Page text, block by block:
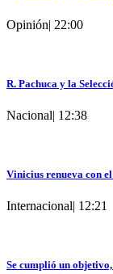
Opinión| 22:00
R. Pachuca y la
Nacional| 12:38
Vinicius renueva con
Internacional| 12:21
Se cumplió un